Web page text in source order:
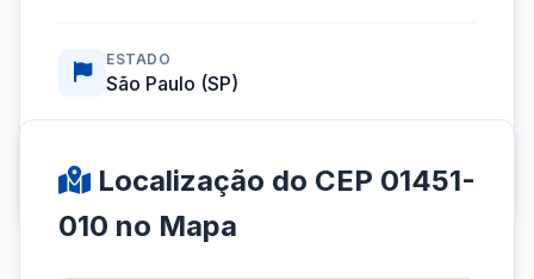
ESTADO
São Paulo (SP)
Localização do CEP 01451-
010 no Mapa